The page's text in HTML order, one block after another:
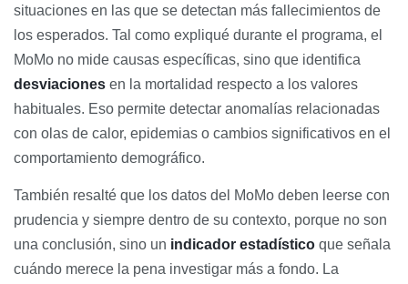
situaciones en las que se detectan más fallecimientos de
los esperados. Tal como expliqué durante el programa, el
MoMo no mide causas específicas, sino que identifica
desviaciones en la mortalidad respecto a los valores
habituales. Eso permite detectar anomalías relacionadas
con olas de calor, epidemias o cambios significativos en el
comportamiento demográfico.
También resalté que los datos del MoMo deben leerse con
prudencia y siempre dentro de su contexto, porque no son
una conclusión, sino un indicador estadístico que señala
cuándo merece la pena investigar más a fondo. La